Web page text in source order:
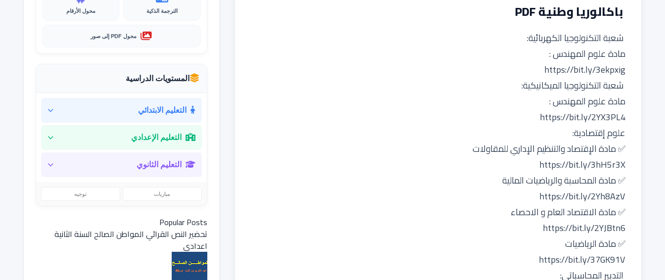
باكالوريا وطنية PDF
شعبة التكنولوجيا الكهربائية:
مادة علوم المهندس :
https://bit.ly/3ekpxig
شعبة التكنولوجيا الميكانيكية:
مادة علوم المهندس :
https://bit.ly/2YX3PL4
علوم إقتصادية:
✅ مادة الإقتصاد والتنظيم الإداري للمقاولات
https://bit.ly/3hH5r3X
✅ مادة المحاسبة والرياضيات المالية
https://bit.ly/2Yh8AzV
✅ مادة الاقتصاد العام و الاحصاء
https://bit.ly/2YJBtn6
✅ مادة الرياضيات
https://bit.ly/37GK91V
التدبير المحاسباتي:
الترجمة الذكية محول الأرقام
محول PDF إلى صور
المستويات الدراسية
التعليم الابتدائي
التعليم الإعدادي
التعليم الثانوي
مباريات توجيه
Popular Posts
تحضير النص القرائي المواطن الصالح السنة الثانية
اعدادي